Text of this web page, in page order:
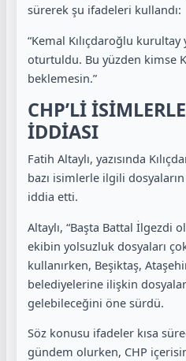
sürerek şu ifadeleri kullandı:
“Kemal Kılıçdaroğlu
oturtuldu. Bu yüzden kimse
beklemesin.”
CHP’Lİ
İDDİASI
Fatih Altaylı, yazısında
bazı isimlerle ilgili
iddia etti.
Altaylı, “Başta Battal İlgezdi
ekibin yolsuzluk dosyaları
kullanırken, Beşiktaş,
belediyelerine ilişkin
gelebileceğini öne sürdü.
Söz konusu ifadeler kısa
gündem olurken, CHP